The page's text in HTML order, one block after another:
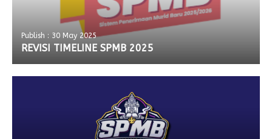
Publish : 30 May 2025
REVISI TIMELINE SPMB 2025